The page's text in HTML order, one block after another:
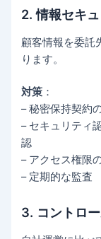
2. 情報セキ
顧客情報を委託
ります。
対策 ：
– 秘密保持契約
– セキュリティ
認
– アクセス権限
– 定期的な監査
3. コントロ